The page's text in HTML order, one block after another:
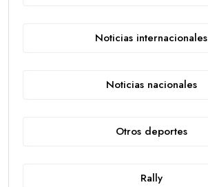
Noticias internacionales
Noticias nacionales
Otros deportes
Rally